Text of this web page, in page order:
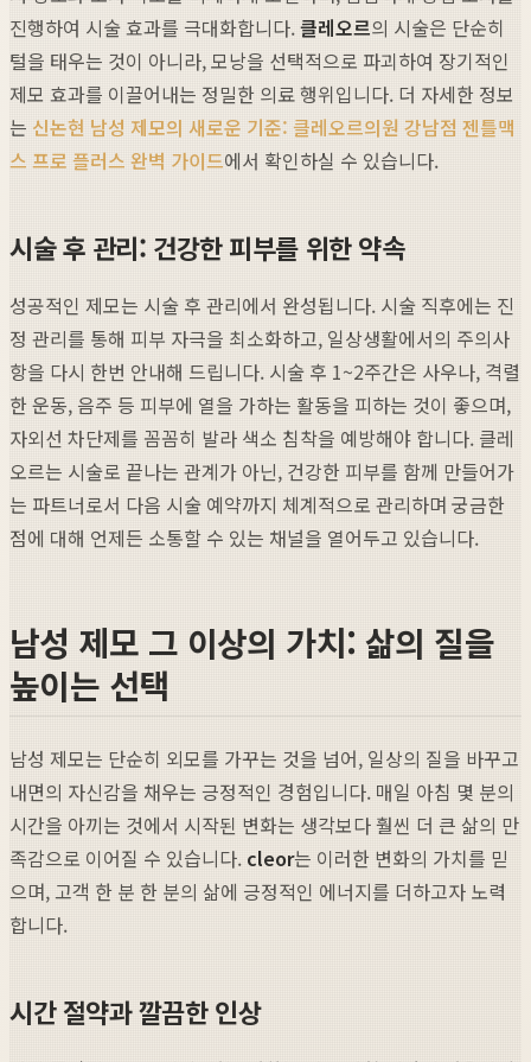
진행하여 시술 효과를 극대화합니다.클레오르의 시술은 단순히
털을 태우는 것이 아니라, 모낭을 선택적으로 파괴하여 장기적인
제모 효과를 이끌어내는 정밀한 의료 행위입니다. 더 자세한 정보
는 신논현 남성 제모의 새로운 기준: 클레오르의원 강남점 젠틀맥
스 프로 플러스 완벽 가이드에서 확인하실 수 있습니다.
시술 후 관리: 건강한 피부를 위한 약속
성공적인 제모는 시술 후 관리에서 완성됩니다. 시술 직후에는 진
정 관리를 통해 피부 자극을 최소화하고, 일상생활에서의 주의사
항을 다시 한번 안내해 드립니다. 시술 후 1~2주간은 사우나, 격렬
한 운동, 음주 등 피부에 열을 가하는 활동을 피하는 것이 좋으며,
자외선 차단제를 꼼꼼히 발라 색소 침착을 예방해야 합니다. 클레
오르는 시술로 끝나는 관계가 아닌, 건강한 피부를 함께 만들어가
는 파트너로서 다음 시술 예약까지 체계적으로 관리하며 궁금한
점에 대해 언제든 소통할 수 있는 채널을 열어두고 있습니다.
남성 제모 그 이상의 가치: 삶의 질을
높이는 선택
남성 제모는 단순히 외모를 가꾸는 것을 넘어, 일상의 질을 바꾸고
내면의 자신감을 채우는 긍정적인 경험입니다. 매일 아침 몇 분의
시간을 아끼는 것에서 시작된 변화는 생각보다 훨씬 더 큰 삶의 만
족감으로 이어질 수 있습니다. cleor는 이러한 변화의 가치를 믿
으며, 고객 한 분 한 분의 삶에 긍정적인 에너지를 더하고자 노력
합니다.
시간 절약과 깔끔한 인상